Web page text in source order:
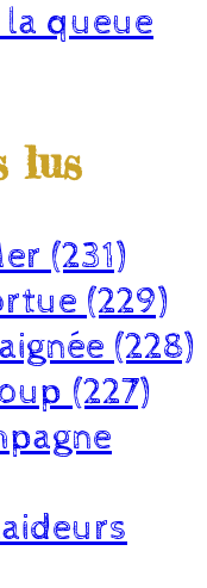
la queue
lus
(231)
(229)
(228)
(227)